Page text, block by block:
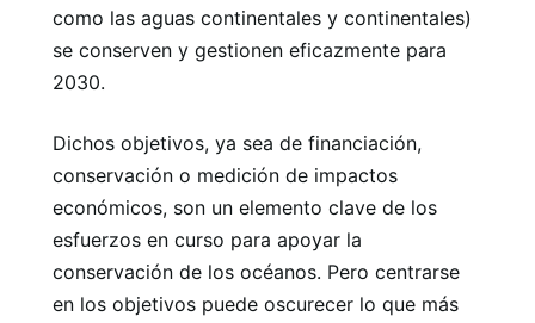
como las aguas continentales y continentales)
se conserven y gestionen eficazmente para
2030.
Dichos objetivos, ya sea de financiación,
conservación o medición de impactos
económicos, son un elemento clave de los
esfuerzos en curso para apoyar la
conservación de los océanos. Pero centrarse
en los objetivos puede oscurecer lo que más